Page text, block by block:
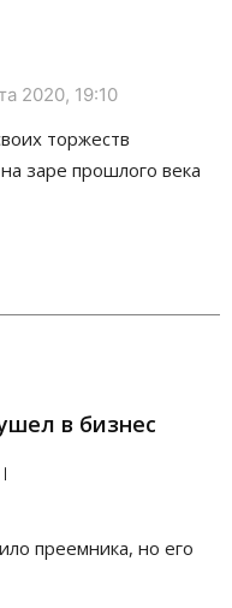
2020, 19:10
торжеств
заре прошлого века
в бизнес
преемника, но его